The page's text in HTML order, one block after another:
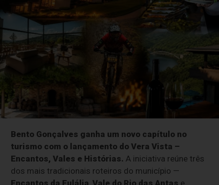
Bento Gonçalves ganha um novo capítulo no
turismo com o lançamento do Vera Vista –
Encantos, Vales e Histórias. A iniciativa reúne três
dos mais tradicionais roteiros do município —
Encantos da Eulália,Vale do Rio das Antas e